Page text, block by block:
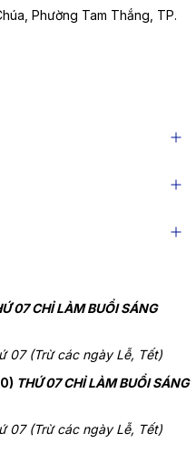
Phường Tam Thắng, TP.
07 CHỈ LÀM BUỔI SÁNG
07 (Trừ các ngày Lễ, Tết)
THỨ 07 CHỈ LÀM BUỔI SÁNG
07 (Trừ các ngày Lễ, Tết)